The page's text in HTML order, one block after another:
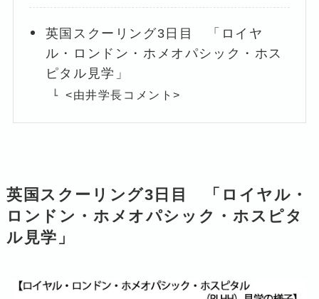
英国スクーリング3日目 「ロイヤ
ル・ロンドン・ホメオパシック・ホス
ピタル見学」
<由井学長コメント>
英国スクーリング3日目 「ロイヤル・
ロンドン・ホメオパシック・ホスピタ
ル見学」